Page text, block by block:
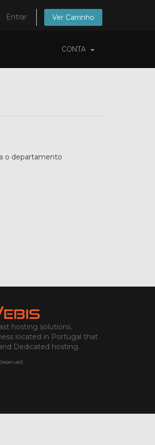
Entrar Ver Carrinho
CONTA
o departamento
hosting solutions.
located in Portugal that
Dedicated hosting.